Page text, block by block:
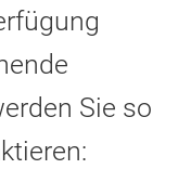
Sie so